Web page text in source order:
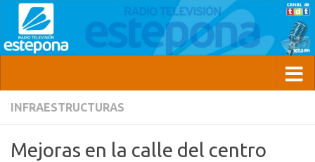
INFRAESTRUCTURAS
Mejoras en la calle del centro